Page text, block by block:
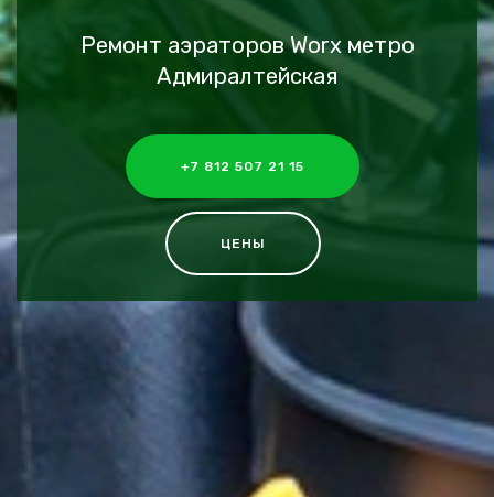
Ремонт аэраторов Worx метро
Адмиралтейская
+7 812 507 21 15
ЦЕНЫ